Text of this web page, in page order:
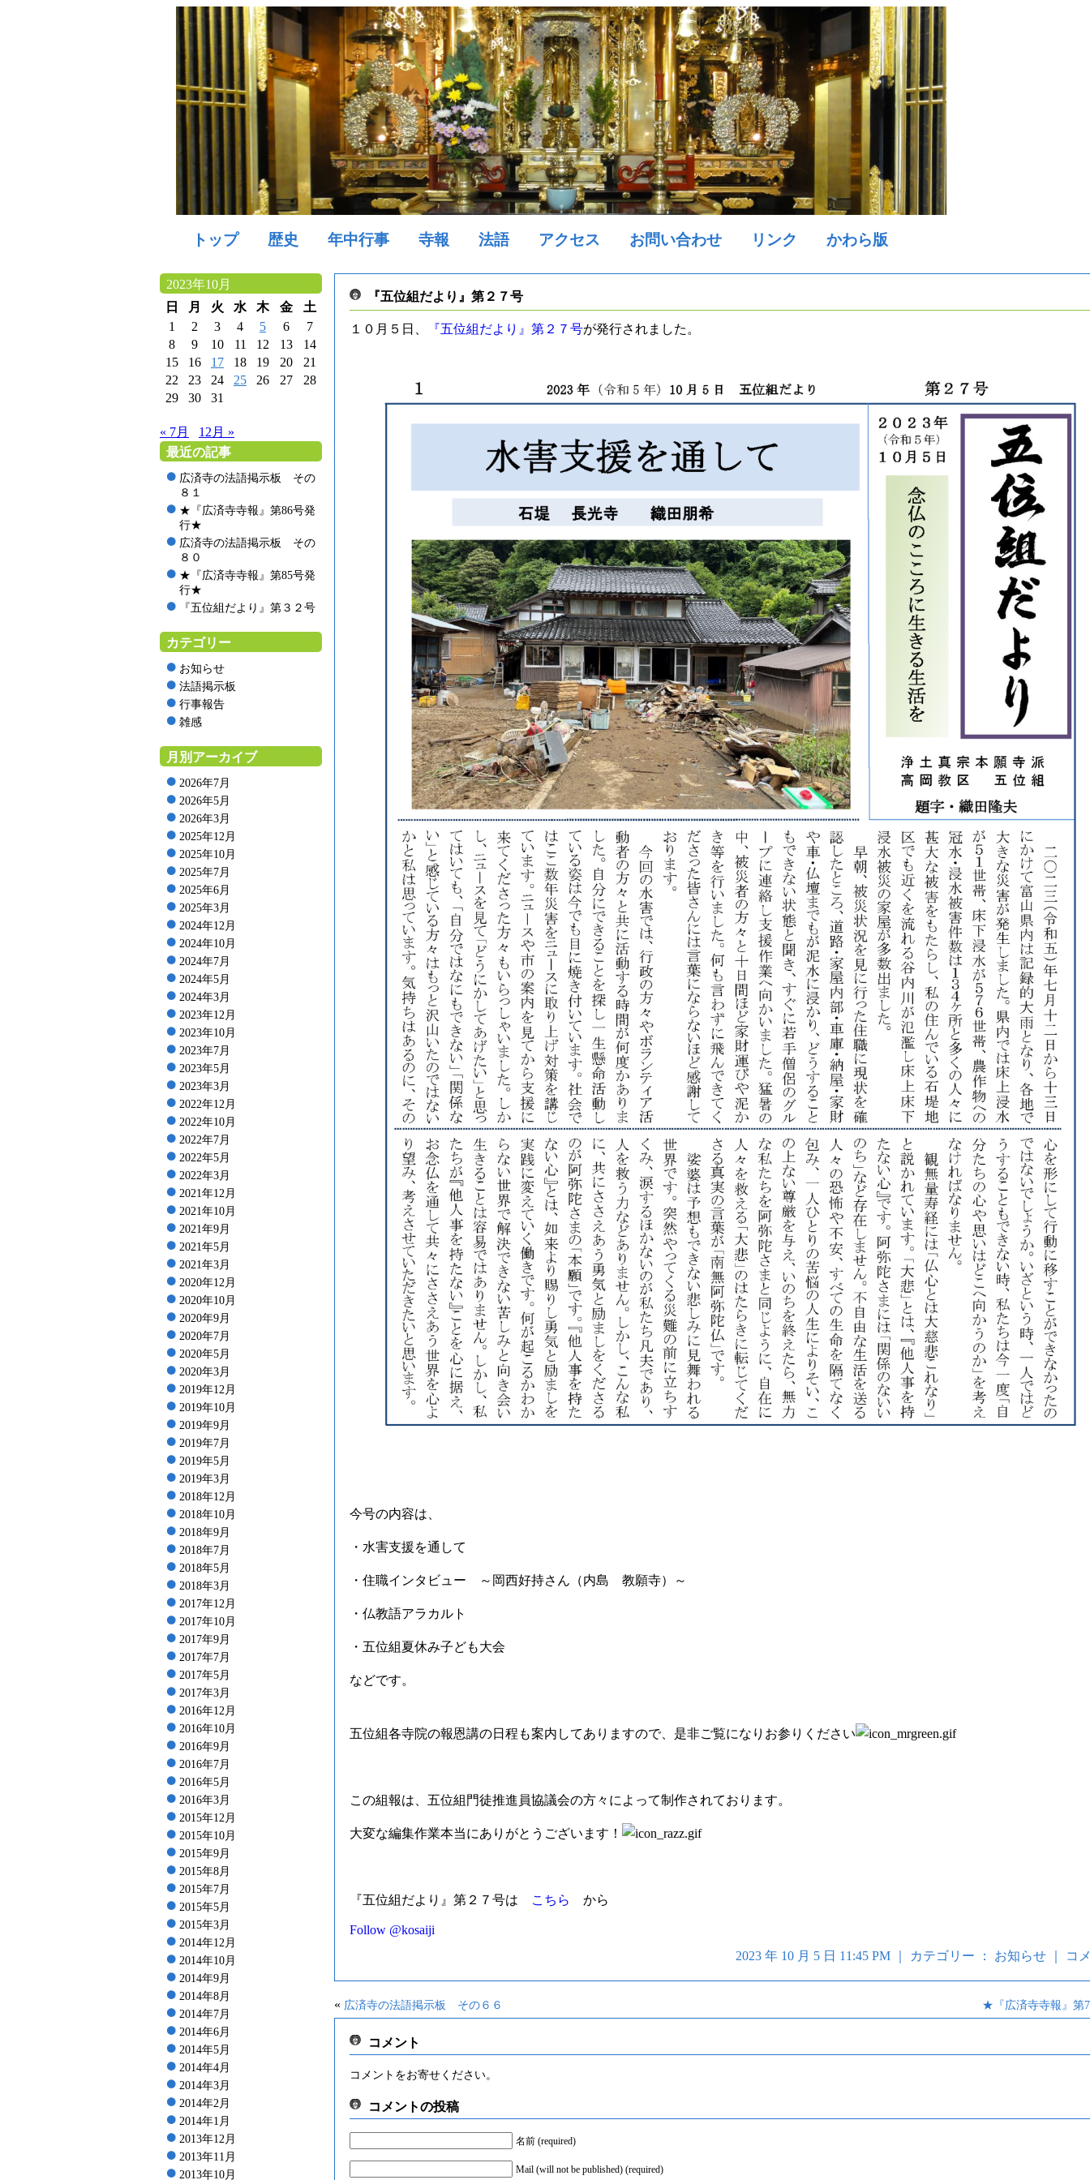
トップ 歴史 年中行事 寺報 法語 アクセス お問い合わせ リンク かわら版
2023年10月
日
月 火 水 木 金
土
1
2 3 4 5 6
7
8
9 10 11 12 13
14
15
16 17 18 19 20
21
22
23 24 25 26 27
28
29
30 31
« 7月
12月 »
最近の記事
広済寺の法語掲示板 その
８１
★『広済寺寺報』第86号発
行★
広済寺の法語掲示板 その
８０
★『広済寺寺報』第85号発
行★
『五位組だより』第３２号
カテゴリー
お知らせ
法語掲示板
行事報告
雑感
月別アーカイブ
2026年7月
2026年5月
2026年3月
2025年12月
2025年10月
2025年7月
2025年6月
2025年3月
2024年12月
2024年10月
2024年7月
2024年5月
2024年3月
2023年12月
2023年10月
2023年7月
2023年5月
2023年3月
2022年12月
2022年10月
2022年7月
2022年5月
2022年3月
2021年12月
2021年10月
2021年9月
2021年5月
2021年3月
2020年12月
2020年10月
2020年9月
2020年7月
2020年5月
2020年3月
2019年12月
2019年10月
2019年9月
2019年7月
2019年5月
2019年3月
2018年12月
2018年10月
2018年9月
2018年7月
2018年5月
2018年3月
2017年12月
2017年10月
2017年9月
2017年7月
2017年5月
2017年3月
2016年12月
2016年10月
2016年9月
2016年7月
2016年5月
2016年3月
2015年12月
2015年10月
2015年9月
2015年8月
2015年7月
2015年5月
2015年3月
2014年12月
2014年10月
2014年9月
2014年8月
2014年7月
2014年6月
2014年5月
2014年4月
2014年3月
2014年2月
2014年1月
2013年12月
2013年11月
2013年10月
『五位組だより』第２７号
１０月５日、 『五位組だより』第２７号が発行されました。
今号の内容は、
・水害支援を通して
・住職インタビュー ～岡西好持さん（内島 教願寺）～
・仏教語アラカルト
・五位組夏休み子ども大会
などです。
五位組各寺院の報恩講の日程も案内してありますので、是非ご覧になりお参りください
この組報は、五位組門徒推進員協議会の方々によって制作されております。
大変な編集作業本当にありがとうございます！
『五位組だより』第２７号は こちら から
Follow @kosaiji
2023 年 10 月 5 日 11:45 PM ｜ カテゴリー ： お知らせ コ
« 広済寺の法語掲示板 その６６ ★『広済寺寺報』第
コメント
コメントをお寄せください。
コメントの投稿
名前 (required)
Mail (will not be published) (required)